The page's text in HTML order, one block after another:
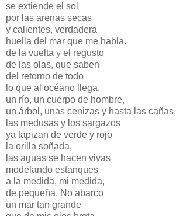
se extiende el sol
por las arenas secas
y calientes, verdadera
huella del mar que me habla.
de la vuelta y el regusto
de las olas, que saben
del retorno de todo
lo que al océano llega,
un río, un cuerpo de hombre,
un árbol, unas cenizas y hasta las cañas,
las medusas y los sargazos
ya tapizan de verde y rojo
la orilla soñada,
las aguas se hacen vivas
modelando estanques
a la medida, mi medida,
de pequeña. No abarco
un mar tan grande